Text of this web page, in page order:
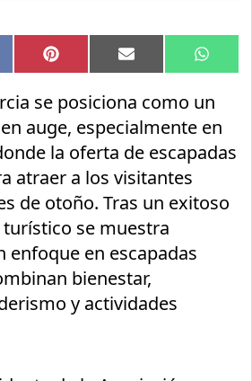
Compartir
en
Pinterest Compartir
en
Email
en
se posiciona como un
auge, especialmente en
la oferta de escapadas
atraer a los visitantes
de otoño. Tras un exitoso
se muestra
enfoque en escapadas
bienestar,
y actividades